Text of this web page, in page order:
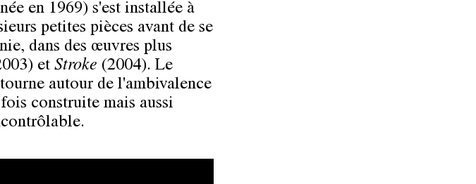
en 1969) s'est installée à
petites pièces avant de se
dans des œuvres plus
et Stroke (2004). Le
autour de l'ambivalence
construite mais aussi